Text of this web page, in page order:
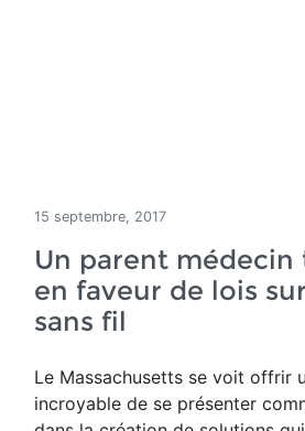
15 septembre, 2017
Un parent
en faveur de lois
sans fil
Le Massachusetts se voit offrir
incroyable de se présenter